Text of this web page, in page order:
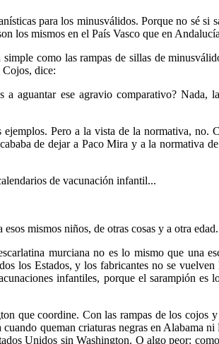
para los minusválidos. Porque no sé si
los mismos en el País Vasco que en
como las rampas de sillas de
Cojos, dice:
aguantar ese agravio comparativo?
Pero a la vista de la normativa, no.
de dejar a Paco Mira y a la normativa
de vacunación infantil...
mismos niños, de otras cosas y a otra edad.
murciana no es lo mismo que una
los Estados, y los fabricantes no se
infantiles, porque el sarampión
que coordine. Con las rampas de los cojos
queman criaturas negras en Alabama
Unidos sin Washington. O algo peor: